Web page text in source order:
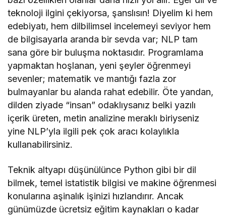
teknoloji ilgini çekiyorsa, şanslısın! Diyelim ki hem
edebiyatı, hem dilbilimsel incelemeyi seviyor hem
de bilgisayarla aranda bir sevda var; NLP tam
sana göre bir buluşma noktasıdır. Programlama
yapmaktan hoşlanan, yeni şeyler öğrenmeyi
sevenler; matematik ve mantığı fazla zor
bulmayanlar bu alanda rahat edebilir. Öte yandan,
dilden ziyade “insan” odaklıysanız belki yazılı
içerik üreten, metin analizine meraklı biriyseniz
yine NLP’yla ilgili pek çok aracı kolaylıkla
kullanabilirsiniz.
Teknik altyapı düşünülünce Python gibi bir dil
bilmek, temel istatistik bilgisi ve makine öğrenmesi
konularına aşinalık işinizi hızlandırır. Ancak
günümüzde ücretsiz eğitim kaynakları o kadar